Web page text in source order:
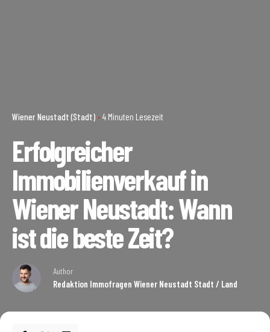
Wiener Neustadt (Stadt) 4 Minuten Lesezeit
Erfolgreicher
Immobilienverkauf in
Wiener Neustadt: Wann
ist die beste Zeit?
Author
Redaktion Immofragen Wiener Neustadt Stadt / Land